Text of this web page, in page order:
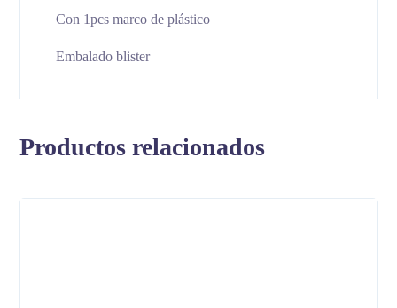
Con 1pcs marco de plástico
Embalado blister
Productos relacionados